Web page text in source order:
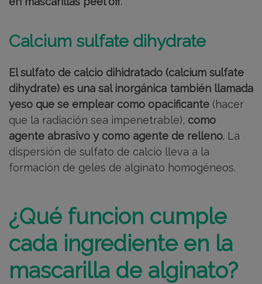
Calcium sulfate dihydrate
El sulfato de calcio dihidratado (calcium sulfate
dihydrate) es una sal inorgánica también llamada
yeso que se emplear como opacificante (hacer
que la radiación sea impenetrable), como
agente abrasivo y como agente de relleno. La
dispersión de sulfato de calcio lleva a la
formación de geles de alginato homogéneos.
¿Qué funcion cumple
cada ingrediente en la
mascarilla de alginato?